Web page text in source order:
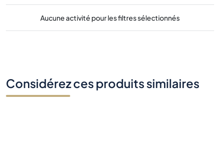
Aucune activité pour les filtres sélectionnés
Considérez ces produits similaires